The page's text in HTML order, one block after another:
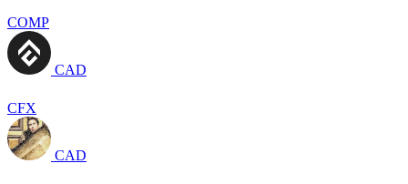
COMP
CAD
CFX
CAD